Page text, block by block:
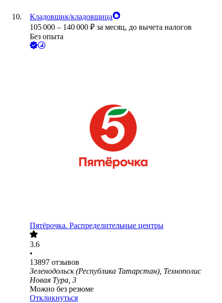
Кладовщик/кладовщица
105 000 – 140 000 ₽ за месяц, до вычета налогов
Без опыта
Пятёрочка. Распределительные центры
3.6
•
13897 отзывов
Зеленодольск (Республика Татарстан), Технополис
Новая Тура, 3
Можно без резюме
Откликнуться